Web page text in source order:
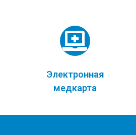
Электронная
медкарта